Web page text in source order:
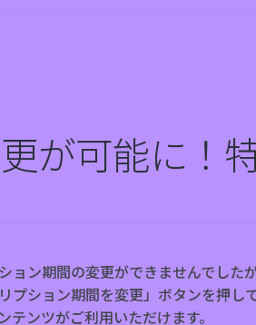
が可能に！
ン期間の変更ができませんでした
ション期間を変更」ボタンを押し
ンツがご利用いただけます。